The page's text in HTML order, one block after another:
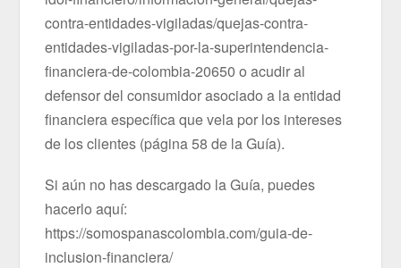
contra-entidades-vigiladas/quejas-contra-
entidades-vigiladas-por-la-superintendencia-
financiera-de-colombia-20650 o acudir al
defensor del consumidor asociado a la entidad
financiera específica que vela por los intereses
de los clientes (página 58 de la Guía).
Si aún no has descargado la Guía, puedes
hacerlo aquí:
https://somospanascolombia.com/guia-de-
inclusion-financiera/